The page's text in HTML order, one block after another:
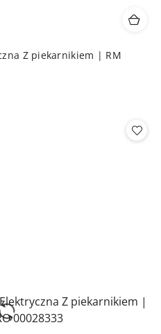
Z piekarnikiem | RM